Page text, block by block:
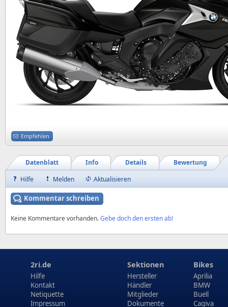
Empfehlen
Bewertung
Details
Info
Datenblatt
Hilfe
Melden Aktualisieren
Kommentar schreiben
Keine Kommentare vorhanden.Gebe doch den ersten ab!
2ri.de
Hilfe
Kontakt
Netiquette
Impressum
Sektionen
Hersteller
Händler
Mitglieder
Dokumente
Bikes
Aprilia
BMW
Buell
Cagiva